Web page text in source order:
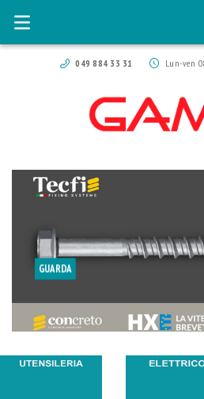
049 884 33 31 Lun-ven
GUARDA